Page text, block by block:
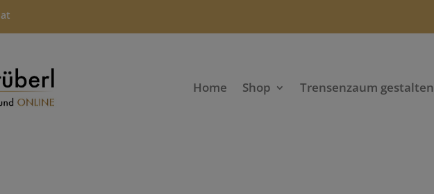
Home Shop Trensenzaum gestalten